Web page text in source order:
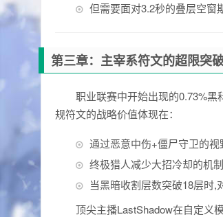
但需要面对3.2秒的叠层空窗
第三章：主宰系符文的超限突
职业联赛中开始出现的0.73%
规符文的战略价值体现在：
通过恶意中伤+僵尸守卫的
终极猎人减少大招冷却的机
当黑暗收割层数突破18层时,
顶尖主播LastShadow在自定义